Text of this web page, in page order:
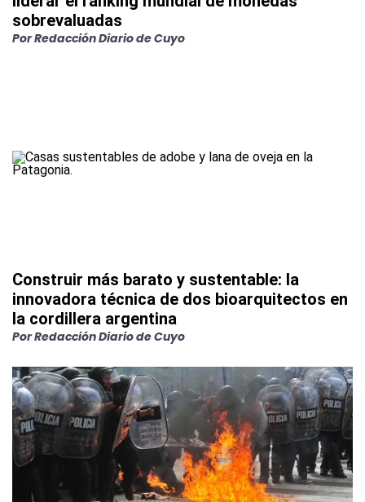
sobrevaluadas
PorRedacción Diario de Cuyo
Construir más barato y sustentable: la
innovadora técnica de dos bioarquitectos en
la cordillera argentina
PorRedacción Diario de Cuyo